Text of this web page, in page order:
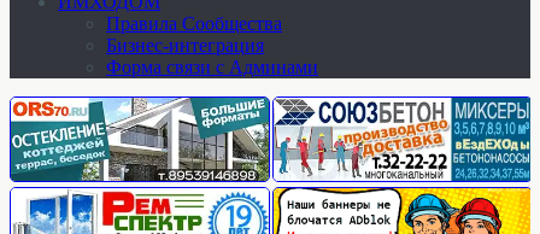
Правила Сообщества
Бизнес-интеграция
Форма связи с Админами